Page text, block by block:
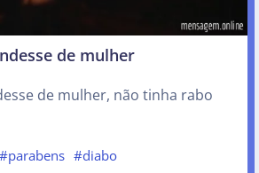
de mulher
de mulher, não tinha rabo
#parabens #diabo